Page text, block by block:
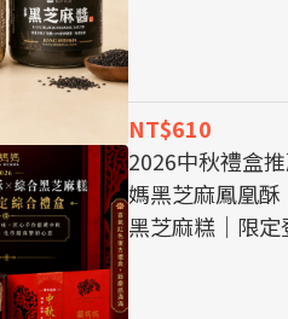
的運動飲食更有
NT$610
2026中秋禮盒
媽黑芝麻鳳凰
黑芝麻糕｜限定